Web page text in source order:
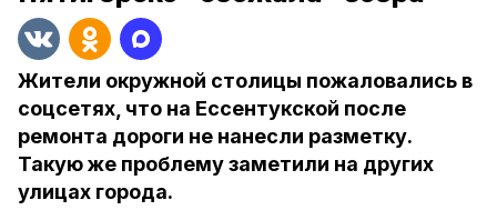
Жители окружной столицы пожаловались в
соцсетях, что на Ессентукской после
ремонта дороги не нанесли разметку.
Такую же проблему заметили на других
улицах города.